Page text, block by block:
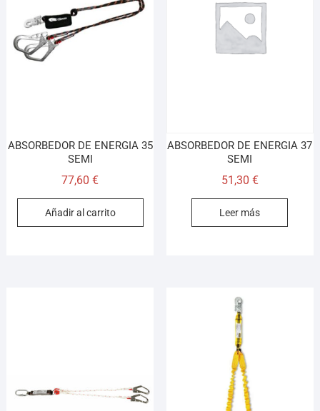
ABSORBEDOR DE ENERGIA 35
SEMI
77,60€
Añadir al carrito
ABSORBEDOR DE ENERGIA 37
SEMI
51,30 €
Leer más